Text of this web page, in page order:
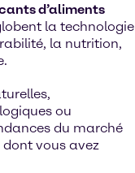
d’aliments
la technologie
la nutrition,
ou
du marché
vous avez